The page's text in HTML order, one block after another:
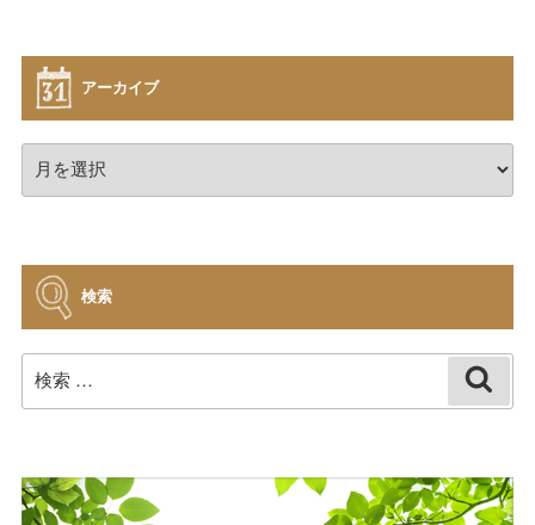
アーカイブ
ブ
検索
検
索: